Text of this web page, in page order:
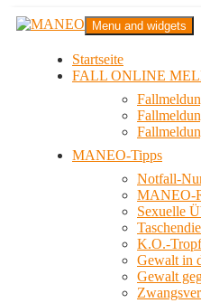
Zum
InhaltMANEO
Das schwule Anti-Gewalt-
Menu and widgets
Startseite
FALL ONLINE
MANEO-Tipps
Notfall-
MANEO-
Sexuelle
K.O.-
Gewalt in
Gewalt